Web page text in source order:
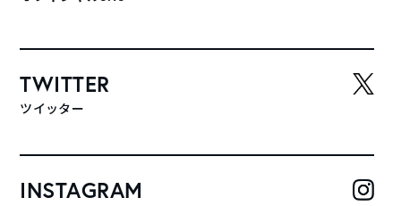
TWITTER
ツイッター
INSTAGRAM